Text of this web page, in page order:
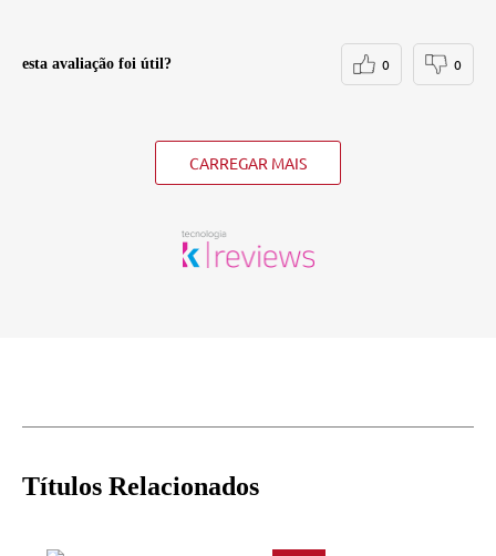
esta avaliação foi útil? 0 0
CARREGAR MAIS
Títulos Relacionados